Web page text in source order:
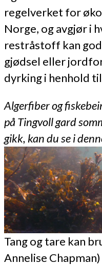
regelverket for
Norge, og avgjør i
restråstoff kan
gjødsel eller
dyrking i henhold
Algerfiber og
på Tingvoll gard
gikk, kan du se i
Tang og tare kan
Annelise Chapman)